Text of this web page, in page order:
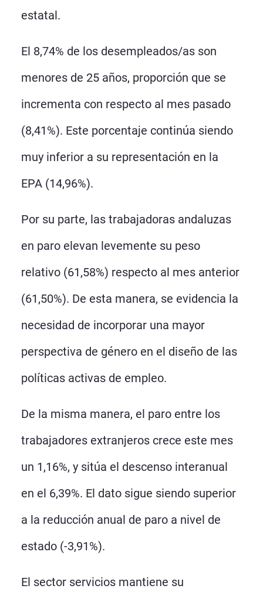
estatal.
El 8,74% de los desempleados/as son
menores de 25 años, proporción que se
incrementa con respecto al mes pasado
(8,41%). Este porcentaje continúa siendo
muy inferior a su representación en la
EPA (14,96%).
Por su parte, las trabajadoras andaluzas
en paro elevan levemente su peso
relativo (61,58%) respecto al mes anterior
(61,50%). De esta manera, se evidencia la
necesidad de incorporar una mayor
perspectiva de género en el diseño de las
políticas activas de empleo.
De la misma manera, el paro entre los
trabajadores extranjeros crece este mes
un 1,16%, y sitúa el descenso interanual
en el 6,39%. El dato sigue siendo superior
a la reducción anual de paro a nivel de
estado (-3,91%).
El sector servicios mantiene su